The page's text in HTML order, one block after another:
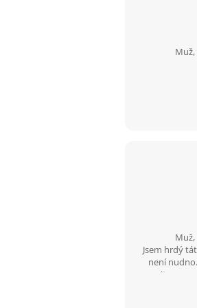
Muž,
Muž,
Jsem hrdý
není
vyrazit na
je pro mě
zrovna